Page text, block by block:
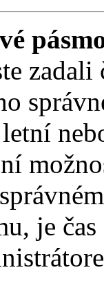
zadali
je